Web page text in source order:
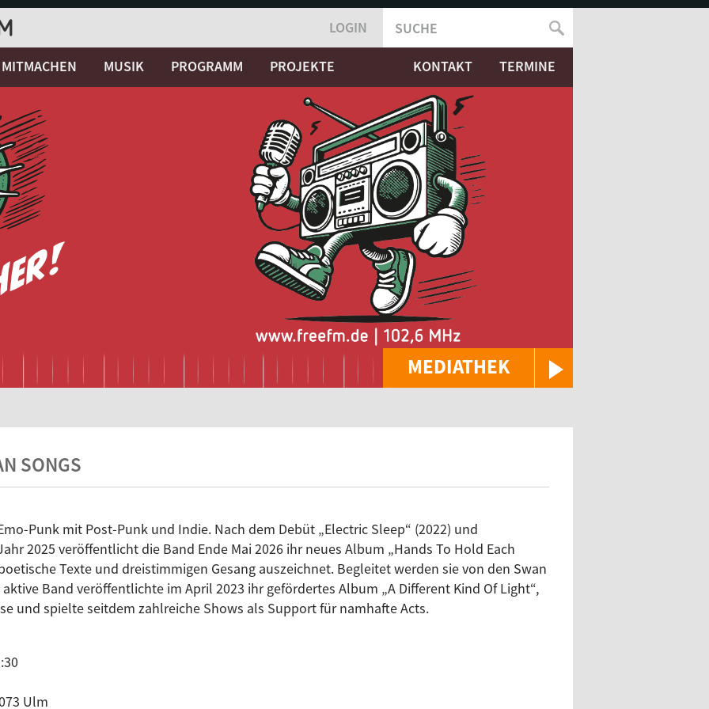
MEDIATHEK
LOGIN
SUCHFORMULAR
SUCHE
MITMACHEN MUSIK PROGRAMM PROJEKTE KONTAKT TERMINE
SONGS
Punk mit Post-Punk und Indie. Nach dem Debüt „Electric Sleep“ (2022) und
2025 veröffentlicht die Band Ende Mai 2026 ihr neues Album „Hands To Hold Each
Texte und dreistimmigen Gesang auszeichnet. Begleitet werden sie von den Swan
aktive Band veröffentlichte im April 2023 ihr gefördertes Album „A Different Kind Of Light“,
und spielte seitdem zahlreiche Shows als Support für namhafte Acts.
Ulm